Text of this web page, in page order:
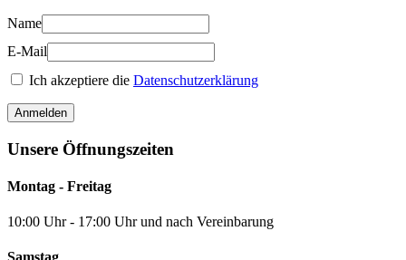
Name
E-Mail
Ich akzeptiere die Datenschutzerklärung
Anmelden
Unsere Öffnungszeiten
Montag - Freitag
10:00 Uhr - 17:00 Uhr und nach Vereinbarung